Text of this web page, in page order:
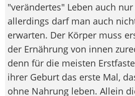
"verändertes" Leben auch
allerdings darf man auch
erwarten. Der Körper muss
der Ernährung von innen
denn für die meisten
ihrer Geburt das erste Mal,
ohne Nahrung leben. Allein